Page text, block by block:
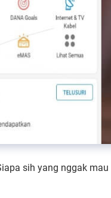
sih yang nggak